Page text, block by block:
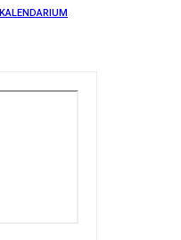
KALENDARIUM